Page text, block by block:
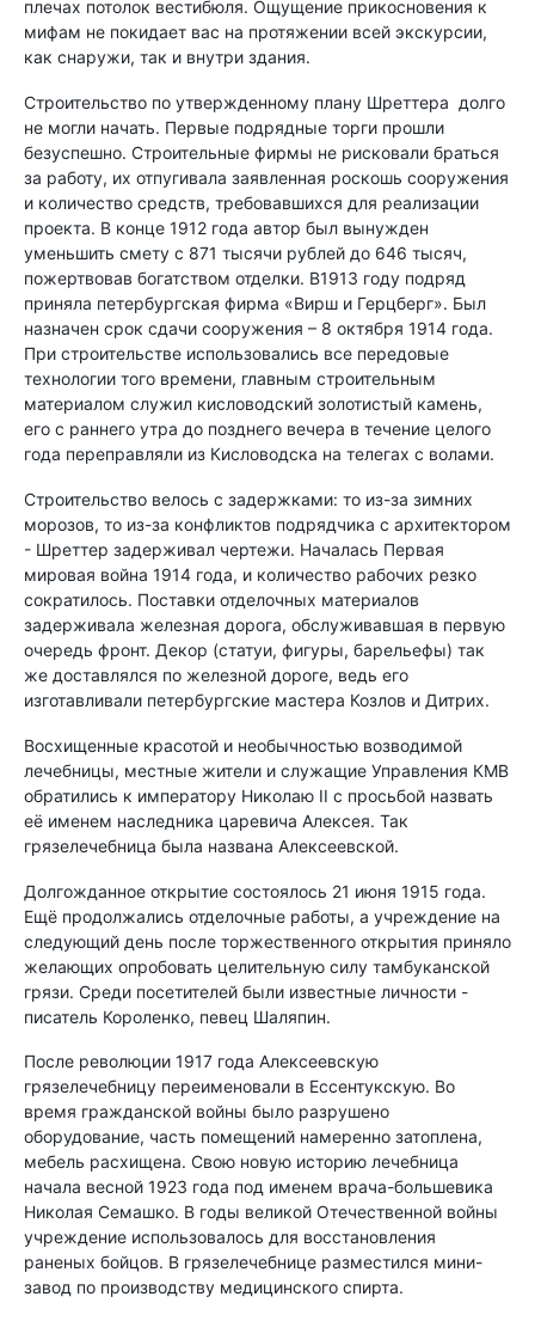
плечах потолок вестибюля. Ощущение прикосновения к
мифам не покидает вас на протяжении всей экскурсии,
как снаружи, так и внутри здания.
Строительство по утвержденному плану Шреттера долго
не могли начать. Первые подрядные торги прошли
безуспешно. Строительные фирмы не рисковали браться
за работу, их отпугивала заявленная роскошь сооружения
и количество средств, требовавшихся для реализации
проекта. В конце 1912 года автор был вынужден
уменьшить смету с 871 тысячи рублей до 646 тысяч,
пожертвовав богатством отделки. В1913 году подряд
приняла петербургская фирма «Вирш и Герцберг». Был
назначен срок сдачи сооружения – 8 октября 1914 года.
При строительстве использовались все передовые
технологии того времени, главным строительным
материалом служил кисловодский золотистый камень,
его с раннего утра до позднего вечера в течение целого
года переправляли из Кисловодска на телегах с волами.
Строительство велось с задержками: то из-за зимних
морозов, то из-за конфликтов подрядчика с архитектором
- Шреттер задерживал чертежи. Началась Первая
мировая война 1914 года, и количество рабочих резко
сократилось. Поставки отделочных материалов
задерживала железная дорога, обслуживавшая в первую
очередь фронт. Декор (статуи, фигуры, барельефы) так
же доставлялся по железной дороге, ведь его
изготавливали петербургские мастера Козлов и Дитрих.
Восхищенные красотой и необычностью возводимой
лечебницы, местные жители и служащие Управления КМВ
обратились к императору Николаю II с просьбой назвать
её именем наследника царевича Алексея. Так
грязелечебница была названа Алексеевской.
Долгожданное открытие состоялось 21 июня 1915 года.
Ещё продолжались отделочные работы, а учреждение на
следующий день после торжественного открытия приняло
желающих опробовать целительную силу тамбуканской
грязи. Среди посетителей были известные личности -
писатель Короленко, певец Шаляпин.
После революции 1917 года Алексеевскую
грязелечебницу переименовали в Ессентукскую. Во
время гражданской войны было разрушено
оборудование, часть помещений намеренно затоплена,
мебель расхищена. Свою новую историю лечебница
начала весной 1923 года под именем врача-большевика
Николая Семашко. В годы великой Отечественной войны
учреждение использовалось для восстановления
раненых бойцов. В грязелечебнице разместился мини-
завод по производству медицинского спирта.